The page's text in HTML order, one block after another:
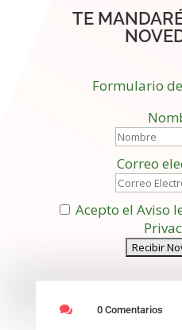
TE
Formulario
Correo
Acepto el Aviso
 0 Comentarios